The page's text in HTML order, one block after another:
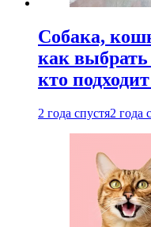
Собака,
как
кто
2 года спустя2 года